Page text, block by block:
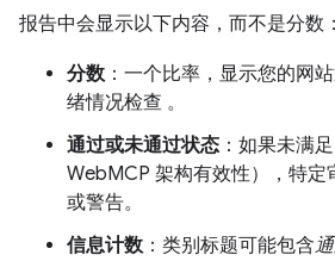
报告中会显示以下内容，而不是分数：
分数：一个比率，显示您的网
绪情况检查 。
通过或未通过状态 ：如果未满
WebMCP 架构有效性），特定
或警告。
信息计数：类别标题可能包含